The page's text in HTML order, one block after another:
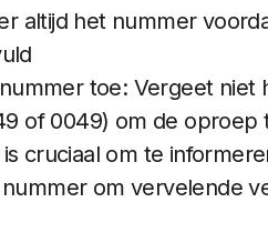
altijd het nummer
toe: Vergeet niet
of 0049) om de oproep
cruciaal om te
om vervelende